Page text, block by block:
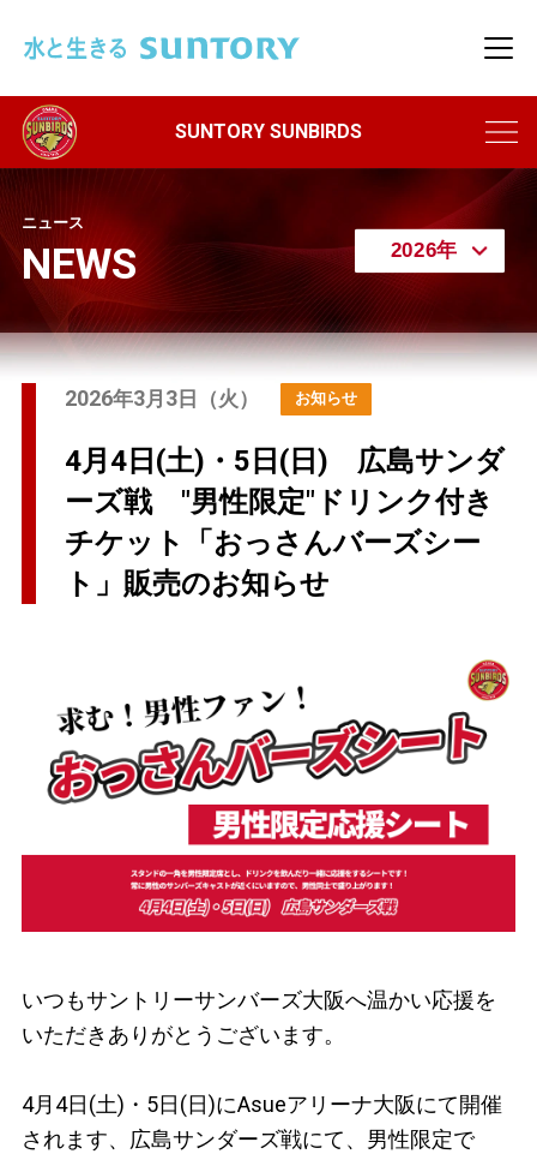
メ
ニュース
NEWS
2026年3月 3日（火）
4月4日(土)・5日(日) 広島サンダ
ーズ戦 "男性限定"ドリンク付き
チケット「おっさんバーズシー
ト」販売のお知らせ
いつもサントリーサンバーズ大阪へ温かい応援を
いただきありがとうございます。
4月4日(土)・5日(日)にAsueアリーナ大阪にて開催
されます、広島サンダーズ戦にて、男性限定で